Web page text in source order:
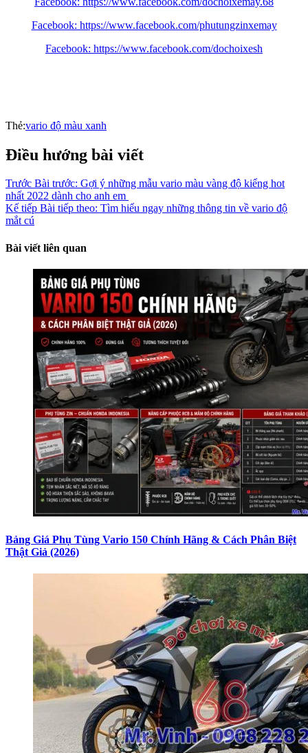
Facebook: https://www.facebook.com/phutungzinxemay
Facebook: https://www.facebook.com/dochoixesh
Thẻ:vario độ màu xanh
Điều hướng bài viết
Trước Bài trước: Gợi ý những mẫu vario màu vàng độ kiểng hot
nhất 2022 dành cho anh em
Kế tiếp Bài tiếp theo: Tìm hiểu ngay những thông tin về vario độ
mắt cú
Bài viết liên quan
Bảng Giá Phụ Tùng Vario 150 Chính Hãng & Cách Phân Biệt
Thật Giả (2026)